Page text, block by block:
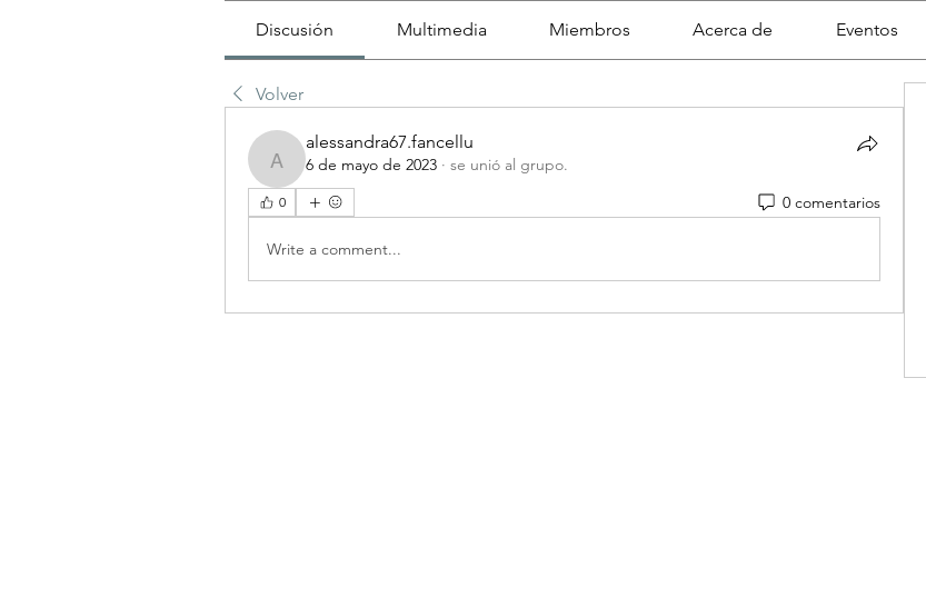
Discusión Multimedia Miembros Acerca de Eventos
Volver
alessandra67.fancellu
alessandra67.fancellu
6 de mayo de 2023 · se unió al grupo.
0 0 comentarios
Write a comment...